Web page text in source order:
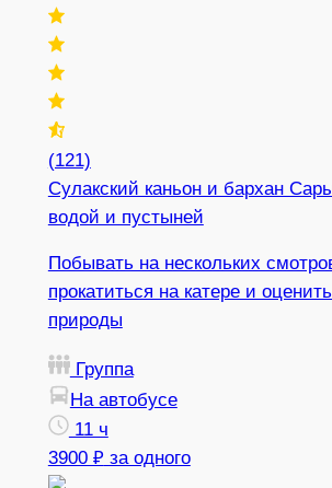
(121)
Сулакский каньон и бархан
водой и пустыней
Побывать на нескольких
прокатиться на катере и
природы
Группа
На автобусе
11 ч
3900 ₽ за одного